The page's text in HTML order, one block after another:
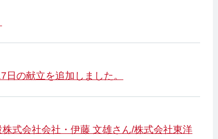
の献立を追加しました。
式会社会社・伊藤 文雄さん/株式会社東洋